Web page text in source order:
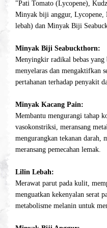
"Pati Tomato (Lycopene),
Minyak biji anggur, Lycopene,
lebah) dan Minyak Biji
Minyak Biji Seabuckthorn:
Menyingkir radikal bebas yang
menyelaras dan mengaktifkan
pertahanan terhadap penyakit
Minyak Kacang Pain:
Membantu mengurangi tahap
vasokonstriksi, meransang
mengurangkan tekanan darah,
meransang pemecahan lemak.
Lilin Lebah:
Merawat parut pada kulit,
menguatkan kekenyalan serat
metabolisme melanin untuk